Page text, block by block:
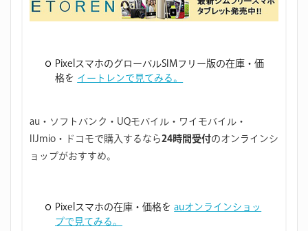
PixelスマホのグローバルSIMフリー版の在庫・価
格を イートレンで見てみる。
au・ソフトバンク・UQモバイル・ワイモバイル・
IIJmio・ドコモで購入するなら24時間受付のオンラインシ
ョップがおすすめ。
Pixelスマホの在庫・価格を auオンラインショッ
プで見てみる。